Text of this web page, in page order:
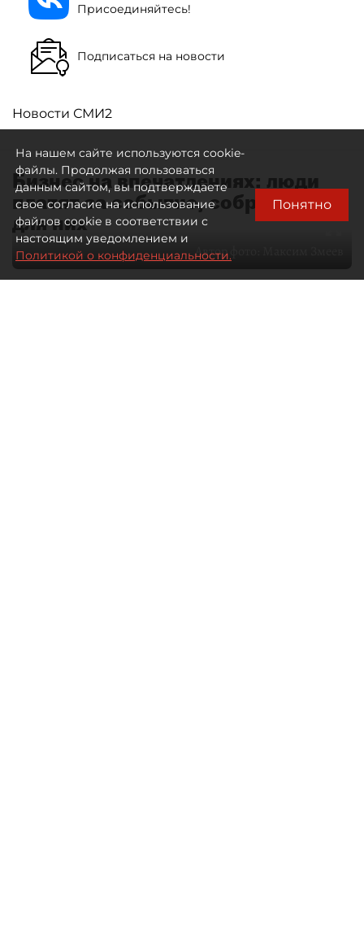
Присоединяйтесь!
Подписаться на новости
Новости СМИ2
Бизнес на впечатлениях: люди
платят за событие, собранное
для них
Автор фото:
На нашем сайте используются cookie-
файлы. Продолжая пользоваться
данным сайтом, вы подтверждаете
свое согласие на использование
файлов cookie в соответствии с
настоящим уведомлением и
Политикой о конфиденциальности.
Понятно